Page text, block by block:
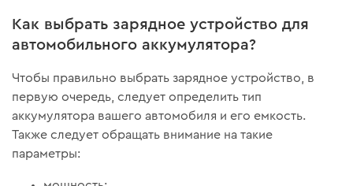
Как выбрать зарядное устройство для
автомобильного аккумулятора?
Чтобы правильно выбрать зарядное устройство, в
первую очередь, следует определить тип
аккумулятора вашего автомобиля и его емкость.
Также следует обращать внимание на такие
параметры: